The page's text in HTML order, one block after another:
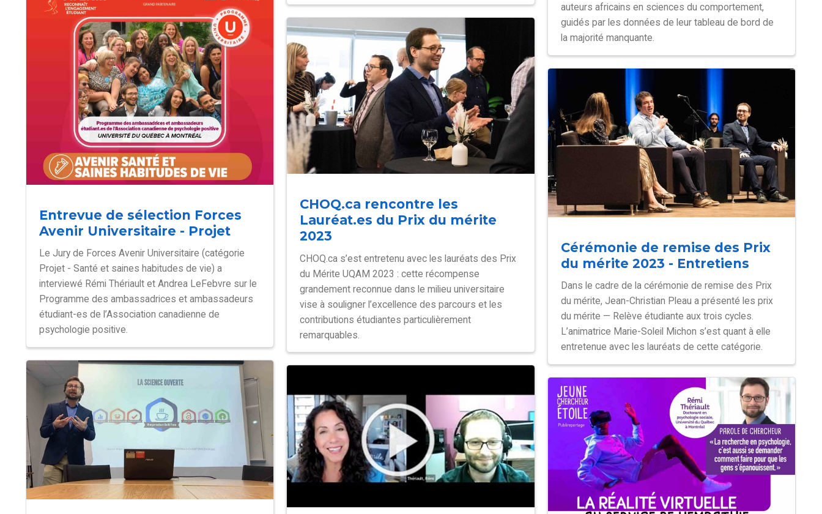
auteurs africains en sciences du comportement,
guidés par les données de leur tableau de bord de
la majorité manquante.
Entrevue de sélection Forces
Avenir Universitaire - Projet
Le Jury de Forces Avenir Universitaire (catégorie
Projet - Santé et saines habitudes de vie) a
interviewé Rémi Thériault et Andrea LeFebvre sur le
Programme des ambassadrices et ambassadeurs
étudiant-es de l’Association canadienne de
psychologie positive.
CHOQ.ca rencontre les
Lauréat.es du Prix du mérite
2023
CHOQ.ca s’est entretenu avec les lauréats des Prix
du Mérite UQAM 2023 : cette récompense
grandement reconnue dans le milieu universitaire
vise à souligner l’excellence des parcours et les
contributions étudiantes particulièrement
remarquables.
Cérémonie de remise des Prix
du mérite 2023 - Entretiens
Dans le cadre de la cérémonie de remise des Prix
du mérite, Jean-Christian Pleau a présenté les prix
du mérite — Relève étudiante aux trois cycles.
L’animatrice Marie-Soleil Michon s’est quant à elle
entretenue avec les lauréats de cette catégorie.